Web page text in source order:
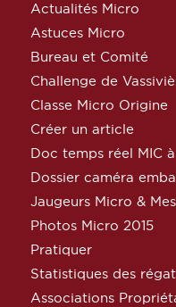
Actualités Micro
Astuces Micro
Bureau et Comité
Challenge de
Classe Micro Origine
Créer un article
Doc temps réel MIC
Dossier caméra
Jaugeurs Micro &
Photos Micro 2015
Pratiquer
Statistiques des
Associations